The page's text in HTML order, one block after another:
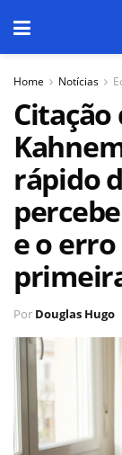
Home Notícias
Citação
rápido
e o
Por Douglas Hugo